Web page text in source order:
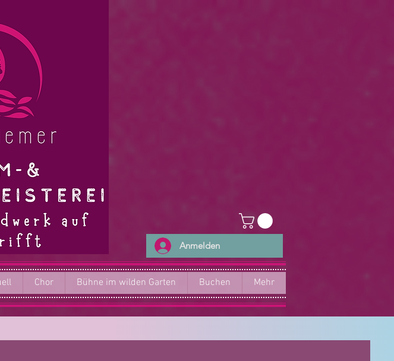
Anmelden
Chor Bühne im wilden Garten Buchen Mehr